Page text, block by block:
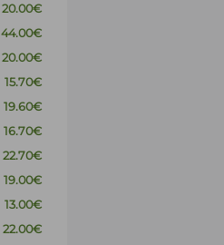
20.00€
44.00€
20.00€
15.70€
19.60€
16.70€
22.70€
19.00€
13.00€
22.00€